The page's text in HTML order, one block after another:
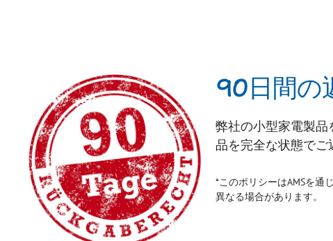
90日間の
弊社の小型家電製
品を完全な状態でご
*このポリシーはAMSを通
異なる場合があります。